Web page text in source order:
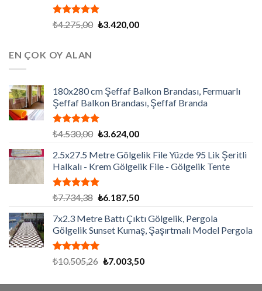
5 üzerinden
oy
₺4.275,00 Orijinal
₺3.420,00Şu
EN ÇOK OY ALAN
180x280 cm Şeffaf Balkon Brandası, Fermuarlı
Şeffaf Balkon Brandası, Şeffaf Branda
5 üzerinden
oy
aldı
₺4.530,00 Orijinal
₺4.530,00.
₺3.624,00Şu
fiyat:
₺3.624,00.
2.5x27.5 Metre Gölgelik File Yüzde 95 Lik Şeritli
Halkalı - Krem Gölgelik File - Gölgelik Tente
5 üzerinden
oy
aldı
₺7.734,38 Orijinal
₺7.734,38.
₺6.187,50Şu
fiyat:
₺6.187,50.
7x2.3 Metre Battı Çıktı Gölgelik, Pergola
Gölgelik Sunset Kumaş, Şaşırtmalı Model Pergola
5 üzerinden
₺10.505,26 Orijinal
₺10.505,26.
₺7.003,50Şu
fiyat: